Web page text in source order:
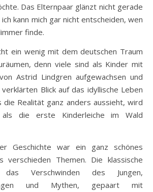
Das Elternpaar glänzt nicht gerade
kann mich gar nicht entscheiden, wen
finde.
ein wenig mit dem deutschen Traum
denn viele sind als Kinder mit
Astrid Lindgren aufgewachsen und
Blick auf das idyllische Leben
die Realität ganz anders aussieht, wird
als die erste Kinderleiche im Wald
Geschichte war ein ganz schönes
verschieden Themen. Die klassische
das Verschwinden des Jungen,
und Mythen, gepaart mit